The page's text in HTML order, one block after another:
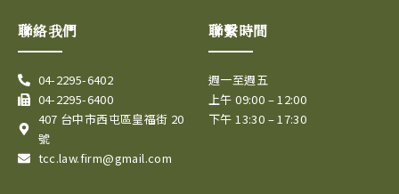
k
t
a
r
a
t
b
e
聯繫時間
週一至週五
上午 09:00 – 12:00
下午 13:30 – 17:30
聯絡我們
04-2295-6402
04-2295-6400
407 台中市西屯區皇福街 20
號
tcc.law.firm@gmail.com